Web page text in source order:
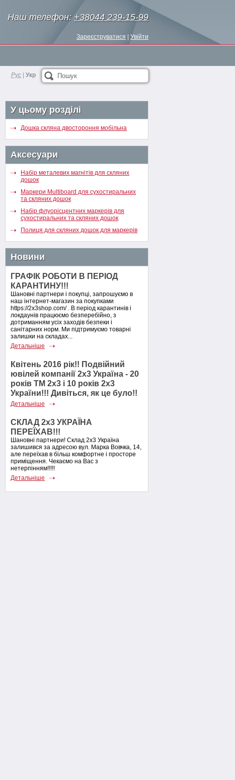
Наш телефон: +38044 239-15-99
Зареєструватися Увійти
Пошук
Рус Укр
У цьому розділі
Дошка скляна двостороння мобільна
Аксесуари
Набір металевих магнітів для скляних
дошок
Маркери Multiboard для сухостиральних
та скляних дошок
Набір флуорісцентних маркерів для
сухостиральних та скляних дошок
Полиця для скляних дошок для маркерів
Новини
ГРАФІК РОБОТИ В ПЕРІОД
КАРАНТИНУ!!!
Шановні партнери і покупці, запрошуємо в
наш інтернет-магазин за покупками
https://2x3shop.com/ . В період карантинів і
локдаунів працюємо безперебійно, з
дотриманням усіх заходів безпеки і
санітарних норм. Ми підтримуємо товарні
залишки на складах...
Детальніше
Квітень 2016 рік!! Подвійний
ювілей компанії 2х3 Україна - 20
років ТМ 2х3 і 10 років 2х3
України!!! Дивіться, як це було!!
Детальніше
СКЛАД 2х3 УКРАЇНА
ПЕРЕЇХАВ!!!
Шановні партнери! Склад 2х3 Україна
залишився за адресою вул. Марка Вовчка, 14,
але переїхав в більш комфортне і просторе
приміщення. Чекаємо на Вас з
нетерпінням!!!!!
Детальніше